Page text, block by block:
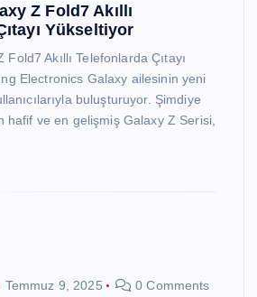
Z Fold7 Akıllı
Yükseltiyor
Akıllı Telefonlarda Çıtayı
Electronics Galaxy ailesinin yeni
buluşturuyor. Şimdiye
hafif ve en gelişmiş Galaxy Z Serisi,
Temmuz 9, 2025 0 Comments